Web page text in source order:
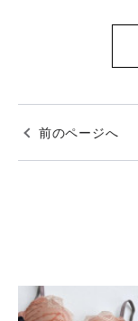
前のページへ